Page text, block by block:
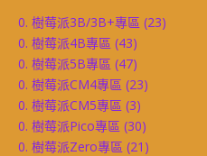
0. 樹莓派3B/3B+專區 (23)
0. 樹莓派4B專區 (43)
0. 樹莓派5B專區 (47)
0. 樹莓派CM4專區 (23)
0. 樹莓派CM5專區 (3)
0. 樹莓派Pico專區 (30)
0. 樹莓派Zero專區 (21)